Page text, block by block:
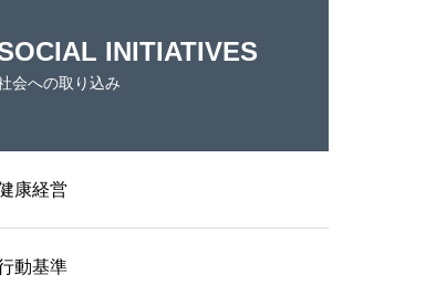
アクセス INITIATIVES
会への取り込み
康経営
動基準